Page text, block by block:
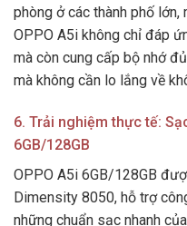
phòng ở các thành phố
OPPO A5i không chỉ đáp
mà còn cung cấp bộ nhớ
mà không cần lo lắng về
6. Trải nghiệm thực tế:
6GB/128GB
OPPO A5i 6GB/128GB
Dimensity 8050, hỗ trợ
những chuẩn sạc nhanh